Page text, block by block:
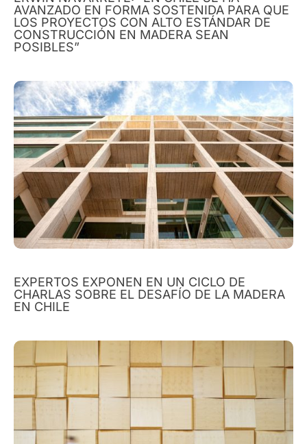
AVANZADO EN FORMA SOSTENIDA PARA QUE
LOS PROYECTOS CON ALTO ESTÁNDAR DE
CONSTRUCCIÓN EN MADERA SEAN
POSIBLES”
EXPERTOS EXPONEN EN UN CICLO DE
CHARLAS SOBRE EL DESAFÍO DE LA MADERA
EN CHILE